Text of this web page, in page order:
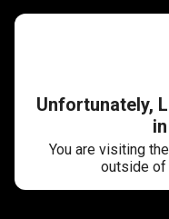
Unfortunately,
You are visiting
outside of